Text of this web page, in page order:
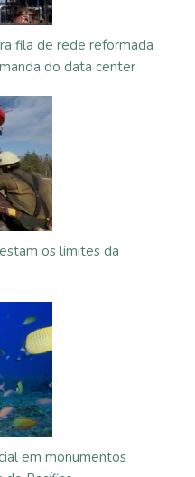
fila de rede reformada
do data center
os limites da
em monumentos